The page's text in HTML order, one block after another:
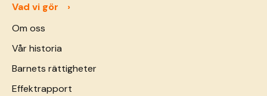
Vad vi gör
Om oss
Vår historia
Barnets rättigheter
Effektrapport